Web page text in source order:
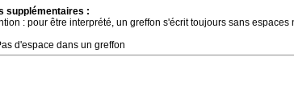
supplémentaires :
: pour être interprété, un greffon s'écrit toujours sans
d'espace dans un greffon